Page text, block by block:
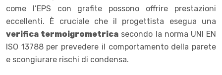
come l’EPS con grafite possono offrire prestazioni
eccellenti. È cruciale che il progettista esegua una
verifica termoigrometrica secondo la norma UNI EN
ISO 13788 per prevedere il comportamento della parete
e scongiurare rischi di condensa.